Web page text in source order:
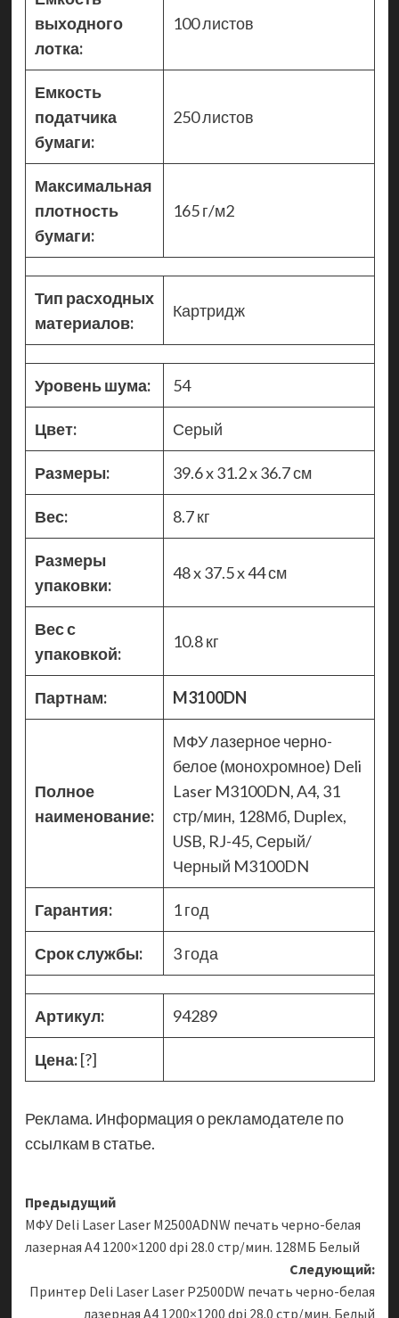
выходного
лотка:
100 листов
Емкость
податчика
бумаги:
250 листов
Максимальная
плотность
бумаги:
165 г/м2
Тип расходных
материалов:
Картридж
Уровень шума: 54
Цвет: Серый
Размеры: 39.6 x 31.2 x 36.7 см
Вес: 8.7 кг
Размеры
упаковки:
48 x 37.5 x 44 см
Вес с
упаковкой:
10.8 кг
Партнам: M3100DN
Полное
наименование:
МФУ лазерное черно-
белое (монохромное) Deli
Laser M3100DN, A4, 31
стр/мин, 128Мб, Duplex,
USB, RJ-45, Серый/
Черный M3100DN
Гарантия: 1 год
Срок службы: 3 года
Артикул: 94289
Цена:[?]
Реклама. Информация о рекламодателе по
ссылкам в статье.
Навигация
записи
Предыдущий
МФУ Deli Laser Laser M2500ADNW печать черно-белая
лазерная A4 1200×1200 dpi 28.0 стр/мин. 128МБ Белый
Следующий:
Принтер Deli Laser Laser P2500DW печать черно-белая
лазерная A4 1200×1200 dpi 28.0 стр/мин. Белый